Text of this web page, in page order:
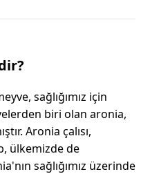
sağlığımız için
biri olan aronia,
Aronia çalısı,
ülkemizde de
sağlığımız üzerinde